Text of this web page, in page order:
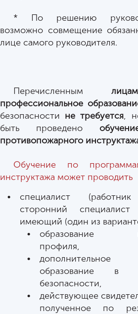
* По решению
возможно совмещение
лице самого руководителя.
Перечисленным
профессиональное
безопасности не требуется,
быть проведено
противопожарного
Обучение по
инструктажа может проводить
специалист
сторонний
имеющий (один из
образование
профиля,
дополнительное
образование в
безопасности,
действующее
полученное по